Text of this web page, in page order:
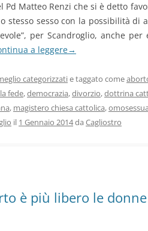
Matteo Renzi che si è detto
stesso sesso con la possibilità di
per Scandroglio, anche per
a leggere→
categorizzatie taggato come
fede,democrazia,divorzio,dottrina
, magistero chiesa cattolica,
il 1 Gennaio 2014da Cagliostro
è più libero le